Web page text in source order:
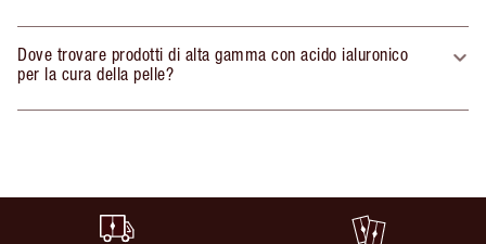
Dove trovare prodotti di alta gamma con acido ialuronico
per la cura della pelle?